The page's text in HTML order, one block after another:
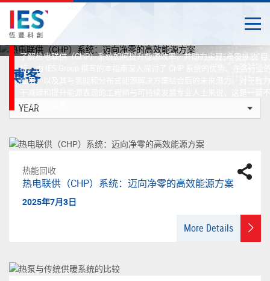
Start
content
源方案
2025年7月3日
了解热电联供（CHP）系统如何提升能源效率，并助力实现“净零排放”目
标。由 IES Group 撰写的本指南深入探讨了 CHP 系统的优势、在各行业
应用，以及其与氢能和分布式能源解决方案结合后的未来潜力。对于致力
可错过的文章
博客
热能回收
热电联供（CHP）系统：迈向净零的高效能源方案
2025年7月3日
More Details